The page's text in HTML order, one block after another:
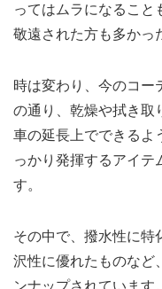
ってはムラになること
敬遠された方も多かっ
時は変わり、今のコー
の通り、乾燥や拭き取
車の延長上でできるよ
っかり発揮するアイテ
す。
その中で、撥水性に特
沢性に優れたものなど
ンナップされています。